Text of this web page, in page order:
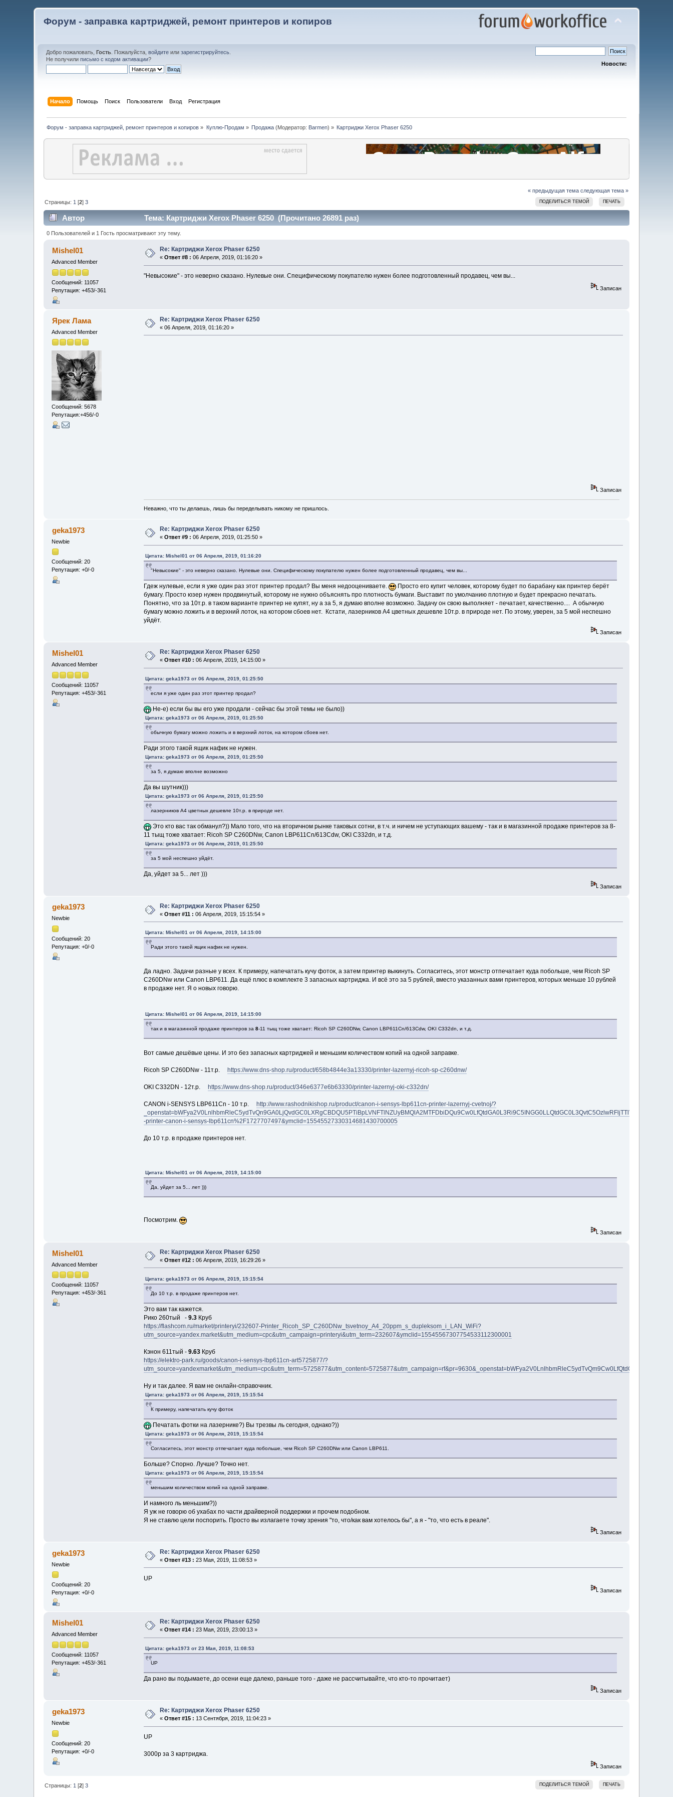
Форум - заправка картриджей, ремонт принтеров и копиров
Добро пожаловать,Гость . Пожалуйста,войдите илизарегистрируйтесь
Не получилиписьмо с кодом активации?
Новости:
Начало Помощь Поиск Пользователи Вход Регистрация
Форум - заправка картриджей, ремонт принтеров и копиров » Куплю-Продам » Продажа (Модератор: Barmen) » Картриджи Xerox Phaser 6250
« предыдущая тема следующая тема »
ПОДЕЛИТЬСЯ ТЕМОЙ ПЕЧАТЬ
Страницы: 1 [2]3
Автор Тема: Картриджи Xerox Phaser 6250 (Прочитано 26891 раз)
0 Пользователей и 1 Гость просматривают эту тему.
Mishel01
Advanced Member
Сообщений: 11057
Репутация: +453/-361
Re: Картриджи Xerox Phaser 6250
«Ответ #8 : 06 Апреля, 2019, 01:16:20 »
"Невысокие" - это неверно сказано. Нулевые они. Специфическому покупателю нужен более подготовленный продавец, чем вы...
Записан
Ярек Лама
Advanced Member
Сообщений: 5678
Репутация:+456/-0
Re: Картриджи Xerox Phaser 6250
« 06 Апреля, 2019, 01:16:20 »
Записан
Неважно, что ты делаешь, лишь бы переделывать никому не пришлось.
geka1973
Newbie
Сообщений: 20
Репутация: +0/-0
Re: Картриджи Xerox Phaser 6250
«Ответ #9 : 06 Апреля, 2019, 01:25:50 »
Цитата: Mishel01 от 06 Апреля, 2019, 01:16:20
"Невысокие" - это неверно сказано. Нулевые они. Специфическому покупателю нужен более подготовленный продавец, чем вы...
Гдеж нулевые, если я уже один раз этот принтер продал? Вы меня недооцениваете.
Просто его купит человек, которому будет по барабану как принтер берёт
бумагу. Просто юзер нужен продвинутый, которому не нужно объяснять про плотность бумаги. Выставит по умолчанию плотную и будет прекрасно печатать.
Понятно, что за 10т.р. в таком варианте принтер не купят, ну а за 5, я думаю вполне возможно. Задачу он свою выполняет - печатает, качественно.... А обычную
бумагу можно ложить и в верхний лоток, на котором сбоев нет. Кстати, лазерников А4 цветных дешевле 10т.р. в природе нет. По этому, уверен, за 5 мой неспешно
уйдёт.
Записан
Mishel01
Advanced Member
Сообщений: 11057
Репутация: +453/-361
Re: Картриджи Xerox Phaser 6250
«Ответ #10 : 06 Апреля, 2019, 14:15:00 »
Цитата: geka1973 от 06 Апреля, 2019, 01:25:50
если я уже один раз этот принтер продал?
Не-е) если бы вы его уже продали - сейчас бы этой темы не было))
Цитата: geka1973 от 06 Апреля, 2019, 01:25:50
обычную бумагу можно ложить и в верхний лоток, на котором сбоев нет.
Ради этого такой ящик нафик не нужен.
Цитата: geka1973 от 06 Апреля, 2019, 01:25:50
за 5, я думаю вполне возможно
Да вы шутник)))
Цитата: geka1973 от 06 Апреля, 2019, 01:25:50
лазерников А4 цветных дешевле 10т.р. в природе нет.
Это кто вас так обманул?)) Мало того, что на вторичном рынке таковых сотни, в т.ч. и ничем не уступающих вашему - так и в магазинной продаже принтеров за 8-
11 тыщ тоже хватает: Ricoh SP C260DNw, Canon LBP611Cn/613Cdw, OKI C332dn, и т.д.
Цитата: geka1973 от 06 Апреля, 2019, 01:25:50
за 5 мой неспешно уйдёт.
Да, уйдет за 5... лет )))
Записан
geka1973
Newbie
Сообщений: 20
Репутация: +0/-0
Re: Картриджи Xerox Phaser 6250
«Ответ #11 : 06 Апреля, 2019, 15:15:54 »
Цитата: Mishel01 от 06 Апреля, 2019, 14:15:00
Ради этого такой ящик нафик не нужен.
Да ладно. Задачи разные у всех. К примеру, напечатать кучу фоток, а затем принтер выкинуть. Согласитесь, этот монстр отпечатает куда побольше, чем Ricoh SP
C260DNw или Canon LBP611. Да ещё плюс в комплекте 3 запасных картриджа. И всё это за 5 рублей, вместо указанных вами принтеров, которых меньше 10 рублей
в продаже нет. Я о новых говорю.
Цитата: Mishel01 от 06 Апреля, 2019, 14:15:00
так и в магазинной продаже принтеров за 8-11 тыщ тоже хватает: Ricoh SP C260DNw, Canon LBP611Cn/613Cdw, OKI C332dn, и т.д.
Вот самые дешёвые цены. И это без запасных картриджей и меньшим количеством копий на одной заправке.
Ricoh SP C260DNw - 11т.р. https://www.dns-shop.ru/product/658b4844e3a13330/printer-lazernyj-ricoh-sp-c260dnw/
OKI C332DN - 12т.р. https://www.dns-shop.ru/product/346e6377e6b63330/printer-lazernyj-oki-c332dn/
CANON i-SENSYS LBP611Cn - 10 т.р.
http://www.rashodnikishop.ru/product/canon-i-sensys-lbp611cn-printer-lazernyj-cvetnoj/?
-printer-canon-i-sensys-lbp611cn%2F1727707497&ymclid=15545527330314681430700005
До 10 т.р. в продаже принтеров нет.
Цитата: Mishel01 от 06 Апреля, 2019, 14:15:00
Да, уйдет за 5... лет )))
Посмотрим.
Записан
Mishel01
Advanced Member
Сообщений: 11057
Репутация: +453/-361
Re: Картриджи Xerox Phaser 6250
«Ответ #12 : 06 Апреля, 2019, 16:29:26 »
Цитата: geka1973 от 06 Апреля, 2019, 15:15:54
До 10 т.р. в продаже принтеров нет.
Это вам так кажется.
Рико 260тый - 9.3Круб
https://flashcom.ru/market/printeryi/232607-Printer_Ricoh_SP_C260DNw_tsvetnoy_A4_20ppm_s_dupleksom_i_LAN_WiFi?
utm_source=yandex.market&utm_medium=cpc&utm_campaign=printeryi&utm_term=232607&ymclid=15545567307754533112300001
Кэнон 611тый - 9.63 Круб
https://elektro-park.ru/goods/canon-i-sensys-lbp611cn-art5725877/?
Ну и так далее. Я вам не онлайн-справочник.
Цитата: geka1973 от 06 Апреля, 2019, 15:15:54
К примеру, напечатать кучу фоток
Печатать фотки на лазернике?) Вы трезвы ль сегодня, однако?))
Цитата: geka1973 от 06 Апреля, 2019, 15:15:54
Согласитесь, этот монстр отпечатает куда побольше, чем Ricoh SP C260DNw или Canon LBP611.
Больше? Спорно. Лучше? Точно нет.
Цитата: geka1973 от 06 Апреля, 2019, 15:15:54
меньшим количеством копий на одной заправке.
И намного ль меньшим?))
Я уж не говорю об ухабах по части драйверной поддержки и прочем подобном.
Я не ставлю цели поспорить. Просто вы излагаете точку зрения "то, что/как вам хотелось бы", а я - "то, что есть в реале".
Записан
geka1973
Newbie
Сообщений: 20
Репутация: +0/-0
Re: Картриджи Xerox Phaser 6250
«Ответ #13 : 23 Мая, 2019, 11:08:53 »
UP
Записан
Mishel01
Advanced Member
Сообщений: 11057
Репутация: +453/-361
Re: Картриджи Xerox Phaser 6250
«Ответ #14 : 23 Мая, 2019, 23:00:13 »
Цитата: geka1973 от 23 Мая, 2019, 11:08:53
UP
Да рано вы подымаете, до осени еще далеко, раньше того - даже не рассчитывайте, что кто-то прочитает)
Записан
geka1973
Newbie
Сообщений: 20
Репутация: +0/-0
Re: Картриджи Xerox Phaser 6250
«Ответ #15 : 13 Сентября, 2019, 11:04:23 »
UP
3000р за 3 картриджа.
Записан
ПОДЕЛИТЬСЯ ТЕМОЙ ПЕЧАТЬ
Страницы: 1 [2]3